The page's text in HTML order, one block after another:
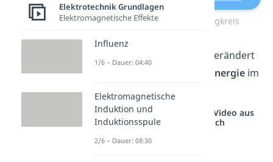
Vorgänge im Schwingkreis
Bei jedem dieser Schritte verändert
Energieim
Stromkreis vorliegt.
Studyflix vernetzt: Hier ein Video aus
einem anderen Bereich
Elektrotechnik Grundlagen
Elektromagnetische Effekte
Influenz
1/6 – Dauer: 04:40
Elektromagnetische
Induktion und
Induktionsspule
2/6 – Dauer: 08:30